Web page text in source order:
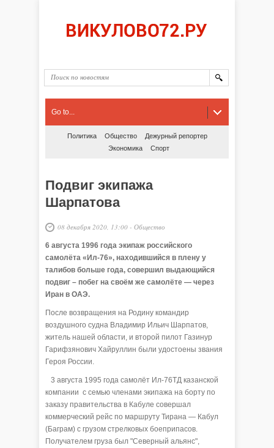
Go to...
Политика Общество
Дежурный репортер
Экономика
Спорт
Подвиг экипажа
Шарпатова
08 декабря 2020, 13:00 - Общество
6 августа 1996 года экипаж российского
самолёта «Ил-76», находившийся в плену у
талибов больше года, совершил выдающийся
подвиг – побег на своём же самолёте — через
Иран в ОАЭ.
После возвращения на Родину командир
воздушного судна Владимир Ильич Шарпатов,
житель нашей области, и второй пилот Газинур
Гарифзянович Хайруллин были удостоены звания
Героя России.
3 августа 1995 года самолёт Ил-76ТД казанской
компании с семью членами экипажа на борту по
заказу правительства в Кабуле совершал
коммерческий рейс по маршруту Тирана — Кабул
(Баграм) с грузом стрелковых боеприпасов.
Получателем груза был "Северный альянс",